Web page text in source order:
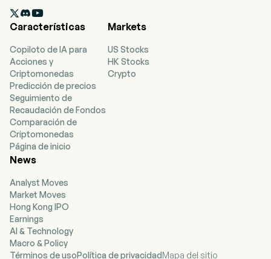

Características
Copiloto de IA para
Acciones y
Criptomonedas
Predicción de precios
Seguimiento de
Recaudación de Fondos
Comparación de
Criptomonedas
Página de inicio
Markets
US Stocks
HK Stocks
Crypto
News
Analyst Moves
Market Moves
Hong Kong IPO
Earnings
AI & Technology
Macro & Policy
Términos de usoPolítica de privacidadMapa del sitio